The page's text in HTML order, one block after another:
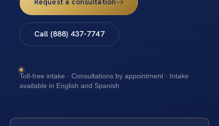
Call (888) 437-7747
Toll-free intake · Consultations by appointment · Intake
available in English and Spanish